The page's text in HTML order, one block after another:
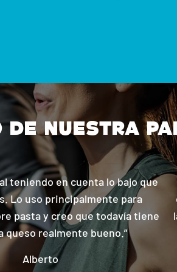
DE NUESTRA
teniendo en cuenta lo bajo que
Lo uso principalmente para
pasta y creo que todavía tiene
queso realmente bueno.”
Alberto